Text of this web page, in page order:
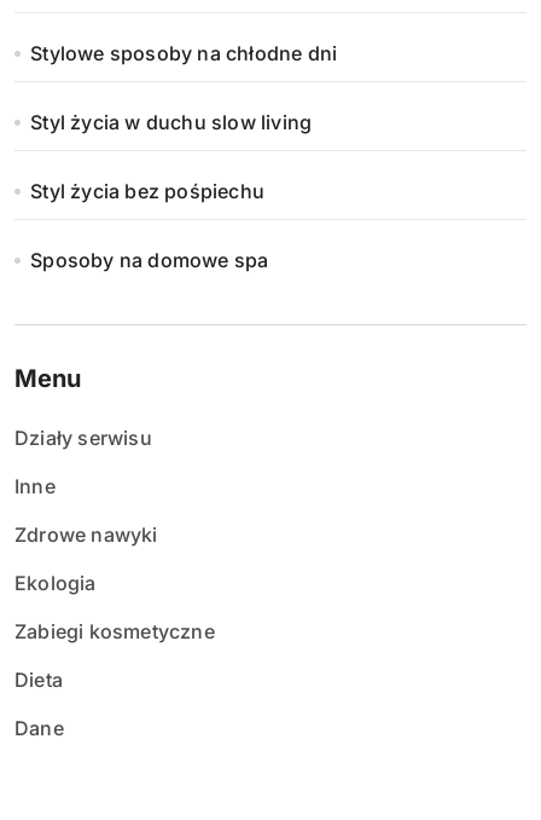
Stylowe sposoby na chłodne dni
Styl życia w duchu slow living
Styl życia bez pośpiechu
Sposoby na domowe spa
Menu
Działy serwisu
Inne
Zdrowe nawyki
Ekologia
Zabiegi kosmetyczne
Dieta
Dane